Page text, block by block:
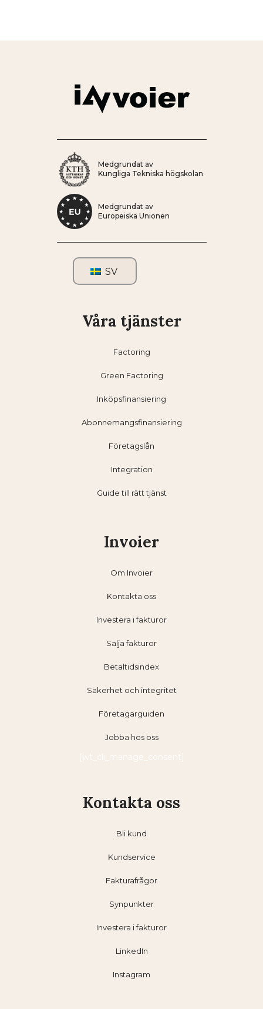
Medgrundat av
Kungliga Tekniska högskolan
Medgrundat av
Europeiska Unionen
SV
Våra tjänster
Factoring
Green Factoring
Inköpsfinansiering
Abonnemangsfinansiering
Företagslån
Integration
Guide till rätt tjänst
Invoier
Om Invoier
Kontakta oss
Investera i fakturor
Sälja fakturor
Betaltidsindex
Säkerhet och integritet
Företagarguiden
Jobba hos oss
Kontakta oss
Bli kund
Kundservice
Fakturafrågor
Synpunkter
Investera i fakturor
LinkedIn
Instagram